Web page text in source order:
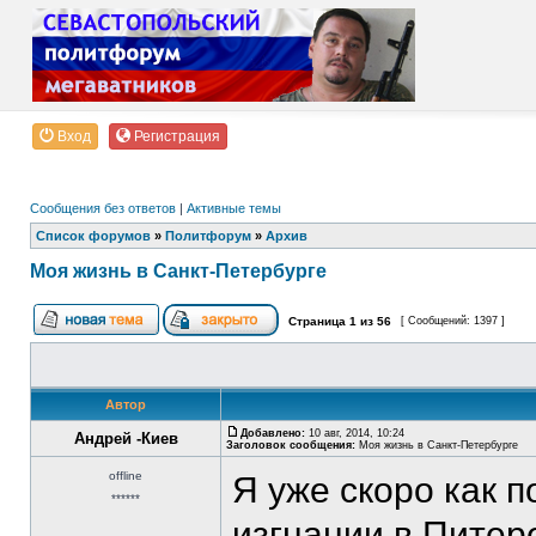
Вход Регистрация
Сообщения без ответов | Активные темы
Список форумов » Политфорум » Архив
Моя жизнь в Санкт-Петербурге
Страница 1 из 56 [ Сообщений: 1397 ]
Автор
Андрей -Киев Добавлено: 10 авг, 2014, 10:24
Заголовок сообщения: Моя жизнь в Санкт-Петербурге
offline
******
Я уже скоро как